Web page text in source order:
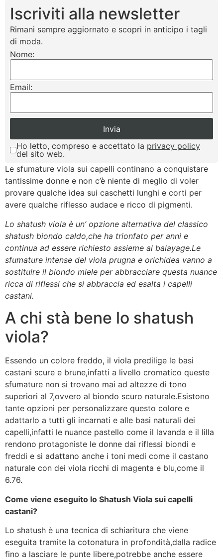
Iscriviti alla newsletter
Rimani sempre aggiornato e scopri in anticipo i tagli
di moda.
Nome:
Email:
Ho letto, compreso e accettato la privacy policy
del sito web.
Le sfumature viola sui capelli continano a conquistare
tantissime donne e non c’è niente di meglio di voler
provare qualche idea sui caschetti lunghi e corti per
avere qualche riflesso audace e ricco di pigmenti.
Lo shatush viola è un’ opzione alternativa del classico
shatush biondo caldo,che ha trionfato per anni e
continua ad essere richiesto assieme al balayage.Le
sfumature intense del viola prugna e orichidea vanno a
sostituire il biondo miele per abbracciare questa nuance
ricca di riflessi che si abbraccia ed esalta i capelli
castani.
A chi stà bene lo shatush
viola?
Essendo un colore freddo, il viola predilige le basi
castani scure e brune,infatti a livello cromatico queste
sfumature non si trovano mai ad altezze di tono
superiori al 7,ovvero al biondo scuro naturale.Esistono
tante opzioni per personalizzare questo colore e
adattarlo a tutti gli incarnati e alle basi naturali dei
capelli,infatti le nuance pastello come il lavanda e il lilla
rendono protagoniste le donne dai riflessi biondi e
freddi e si adattano anche i toni medi come il castano
naturale con dei viola ricchi di magenta e blu,come il
6.76.
Come viene eseguito lo Shatush Viola sui capelli
castani?
Lo shatush è una tecnica di schiaritura che viene
eseguita tramite la cotonatura in profondità,dalla radice
fino a lasciare le punte libere,potrebbe anche essere